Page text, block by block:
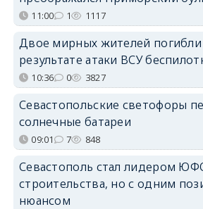
11:00 1 1117
Двое мирных жителей
результате атаки ВСУ
10:36 0 3827
Севастопольские светофоры
солнечные батареи
09:01 7 848
Севастополь стал лидером
строительства, но с одним
нюансом